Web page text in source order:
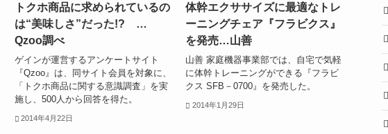
トクホ商品に求められているの
は“美味しさ”だった!? …
Qzoo調べ
ゲインが運営するアンケートサイト
『Qzoo』は、同サイト会員を対象に、
「トクホ商品に関する意識調査」を実
施し、500人から回答を得た。
2014年4月22日
体幹エクササイズに最適なトレ
ーニングチェア『フラビクス』
を発売…山善
山善 家庭機器事業部では、自宅で気軽
に体幹トレーニングができる『フラビ
クス SFB－0700』を発売した。
2014年1月29日